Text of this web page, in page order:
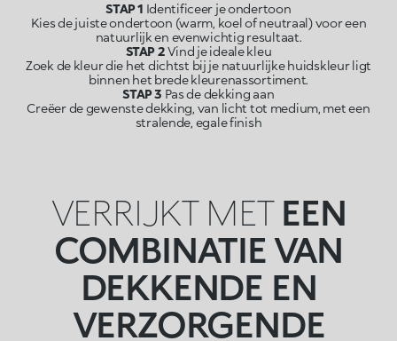
STAP 1 Identificeer je ondertoon
Kies de juiste ondertoon (warm, koel of neutraal) voor een
natuurlijk en evenwichtig resultaat.
STAP 2Vind je ideale kleu
Zoek de kleur die het dichtst bij je natuurlijke huidskleur ligt
binnen het brede kleurenassortiment.
STAP 3 Pas de dekking aan
Creëer de gewenste dekking, van licht tot medium, met een
stralende, egale finish
VERRIJKT MET EEN
COMBINATIE VAN
DEKKENDE EN
VERZORGENDE